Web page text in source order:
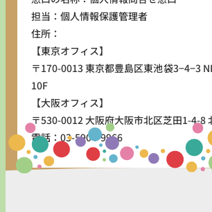
担当：個人情報保護管理者
住所：
【東京オフィス】
〒170-0013 東京都豊島区東池袋3−4−3
10F
【大阪オフィス】
〒530-0012 大阪府大阪市北区芝田1-4-8
電話：03-5904-9966